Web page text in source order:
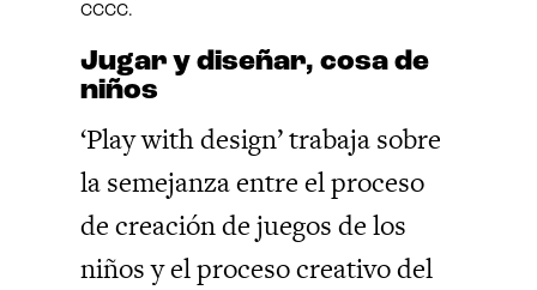
CCCC.
Jugar y diseñar, cosa de
niños
‘Play with design’ trabaja sobre
la semejanza entre el proceso
de creación de juegos de los
niños y el proceso creativo del